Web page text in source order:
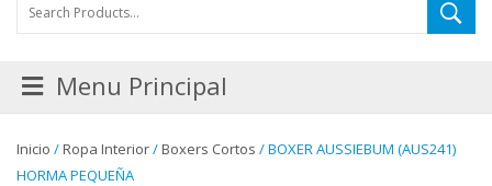
Menu Principal
Inicio /Ropa Interior/Boxers Cortos / BOXER AUSSIEBUM (AUS241)
HORMA PEQUEÑA